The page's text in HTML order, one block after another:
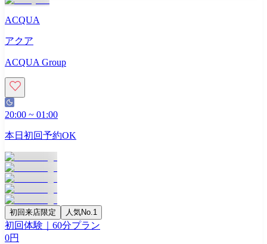
ACQUA
アクア
ACQUA Group
20:00 ~ 01:00
本日初回予約OK
初回来店限定 人気No.1
初回体験｜60分プラン
0円